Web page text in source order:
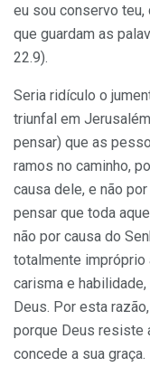
eu sou conservo
que guardam as
22.9).
Seria ridículo o
triunfal em
pensar) que as
ramos no caminho,
causa dele, e não
pensar que toda
não por causa do
totalmente impróprio
carisma e
Deus. Por esta
porque Deus resiste
concede a sua